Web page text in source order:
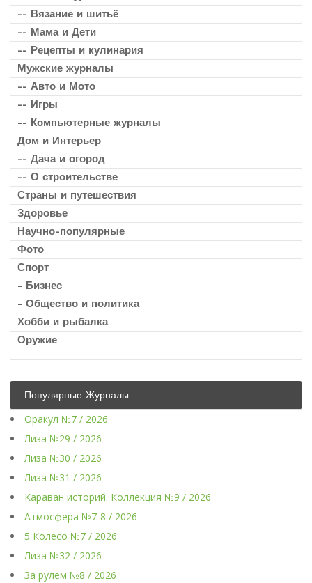
-- Вязание и шитьё
-- Мама и Дети
-- Рецепты и кулинария
Мужские журналы
-- Авто и Мото
-- Игры
-- Компьютерные журналы
Дом и Интерьер
-- Дача и огород
-- О строительстве
Страны и путешествия
Здоровье
Научно-популярные
Фото
Спорт
- Бизнес
- Общество и политика
Хобби и рыбалка
Оружие
Популярные Журналы
Оракул №7 / 2026
Лиза №29 / 2026
Лиза №30 / 2026
Лиза №31 / 2026
Караван историй. Коллекция №9 / 2026
Атмосфера №7-8 / 2026
5 Колесо №7 / 2026
Лиза №32 / 2026
За рулем №8 / 2026